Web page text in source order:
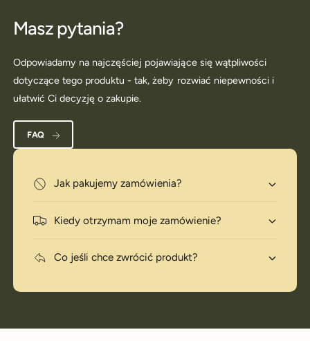
Masz pytania?
Odpowiadamy na najczęściej pojawiające się wątpliwości
dotyczące tego produktu - tak, żeby rozwiać niepewności i
ułatwić Ci decyzję o zakupie.
FAQ
Jak pakujemy zamówienia?
Kiedy otrzymam moje zamówienie?
Co jeśli chce zwrócić produkt?